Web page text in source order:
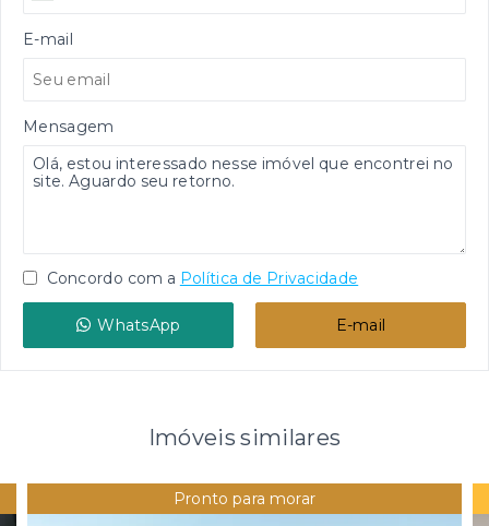
E-mail
Mensagem
Concordo com a Política de Privacidade
WhatsApp E-mail
Imóveis similares
Pronto para morar